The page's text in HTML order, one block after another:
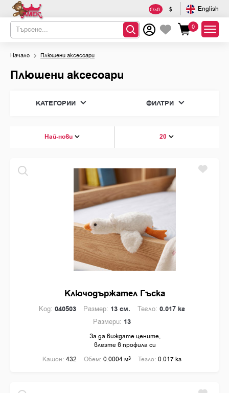
€/лв. $ English
0
Начало Плюшени аксесоари
Плюшени аксесоари
КАТЕГОРИИ ФИЛТРИ
РАЗМЕР
НАЛИЧНИ БРОЙКИ
ПРОИЗВОДСТВО
50% България
Възглавнички
Ключодържатели и Портмонета
Несесери и моливници
Калъф за тетрадка
Пътнически комплекти
Най-нови 20
Ключодържател Гъска
Код: 040503 Размер: 13 см. Тегло: 0.017 кг
Размери: 13
За да виждате цените,
влезте в профила си
Кашон: 432 Обем: 0.0004 м3 Тегло: 0.017 кг